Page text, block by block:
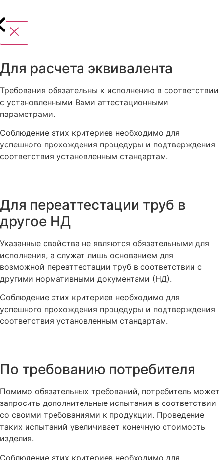
Для расчета эквивалента
Требования обязательны к исполнению в соответствии
с установленными Вами аттестационными
параметрами.
Соблюдение этих критериев необходимо для
успешного прохождения процедуры и подтверждения
соответствия установленным стандартам.
Для переаттестации труб в
другое НД
Указанные свойства не являются обязательными для
исполнения, а служат лишь основанием для
возможной переаттестации труб в соответствии с
другими нормативными документами (НД).
Соблюдение этих критериев необходимо для
успешного прохождения процедуры и подтверждения
соответствия установленным стандартам.
По требованию потребителя
Помимо обязательных требований, потребитель может
запросить дополнительные испытания в соответствии
со своими требованиями к продукции. Проведение
таких испытаний увеличивает конечную стоимость
изделия.
Соблюдение этих критериев необходимо для